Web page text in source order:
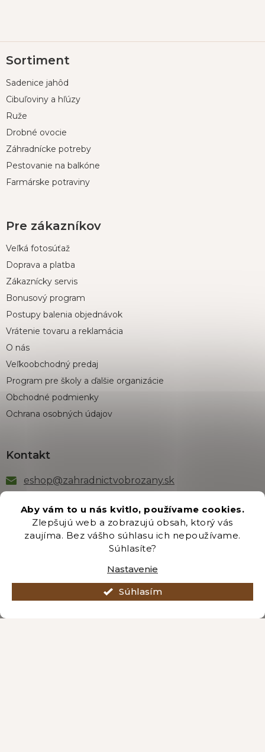
Aby vám to u nás kvitlo, používame cookies.
Zlepšujú web a zobrazujú obsah, ktorý vás
zaujíma. Bez vášho súhlasu ich nepoužívame.
Súhlasíte?
Nastavenie
Súhlasím
á
ä
Sortiment
Sadenice jahôd
Cibuľoviny a hľúzy
Ruže
Drobné ovocie
Záhradnícke potreby
Pestovanie na balkóne
Farmárske potraviny
Pre zákazníkov
Veľká fotosúťaž
Doprava a platba
Zákaznícky servis
Bonusový program
Postupy balenia objednávok
Vrátenie tovaru a reklamácia
O nás
Veľkoobchodný predaj
Program pre školy a ďalšie organizácie
Obchodné podmienky
Ochrana osobných údajov
Kontakt
eshop@zahradnictvobrozany.sk
Odber newsletteru
Vložením e-mailu súhlasíte s podmienkamiochrany